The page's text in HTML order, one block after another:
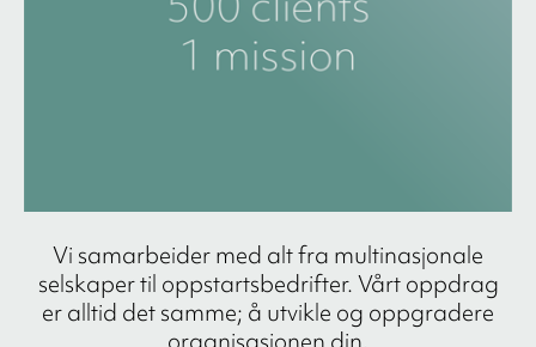
Vi samarbeider med alt fra multinasjonale
selskaper til oppstartsbedrifter. Vårt oppdrag
er alltid det samme; å utvikle og oppgradere